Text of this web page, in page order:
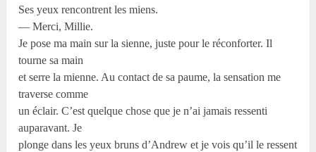
Ses yeux rencontrent les miens.
— Merci, Millie.
Je pose ma main sur la sienne, juste pour le réconforter. Il
tourne sa main
et serre la mienne. Au contact de sa paume, la sensation me
traverse comme
un éclair. C’est quelque chose que je n’ai jamais ressenti
auparavant. Je
plonge dans les yeux bruns d’Andrew et je vois qu’il le ressent